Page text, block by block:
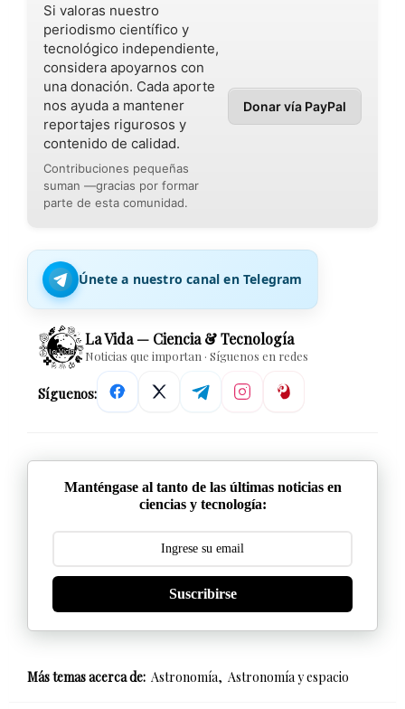
Si valoras nuestro
periodismo científico y
tecnológico independiente,
considera apoyarnos con
una donación. Cada aporte
nos ayuda a mantener
reportajes rigurosos y
contenido de calidad.
Contribuciones pequeñas
suman —gracias por formar
parte de esta comunidad.
Donar vía PayPal
Únete a nuestro canal en Telegram
La Vida — Ciencia & Tecnología
Noticias que importan · Síguenos en redes
Síguenos:
Manténgase al tanto de las últimas noticias en
ciencias y tecnología:
Suscribirse
Más temas acerca de: Astronomía Astronomía y espacio